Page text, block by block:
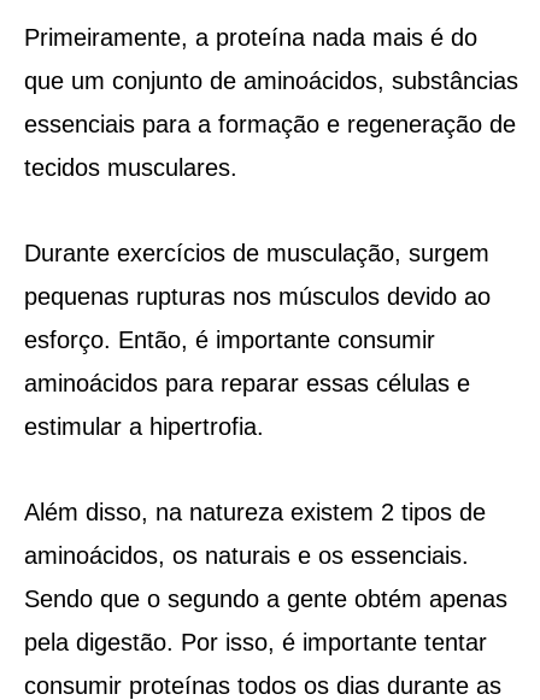
Primeiramente, a proteína nada mais é do
que um conjunto de aminoácidos, substâncias
essenciais para a formação e regeneração de
tecidos musculares.
Durante exercícios de musculação, surgem
pequenas rupturas nos músculos devido ao
esforço. Então, é importante consumir
aminoácidos para reparar essas células e
estimular a hipertrofia.
Além disso, na natureza existem 2 tipos de
aminoácidos, os naturais e os essenciais.
Sendo que o segundo a gente obtém apenas
pela digestão. Por isso, é importante tentar
consumir proteínas todos os dias durante as